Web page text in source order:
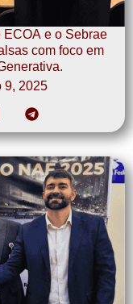
ECOA e o Sebrae
com foco em
9, 2025